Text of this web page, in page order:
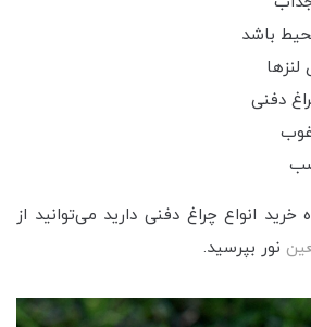
باشد
دفنی
انواع چراغ دفنی دارید می‌توانید از
نور بپرسید.